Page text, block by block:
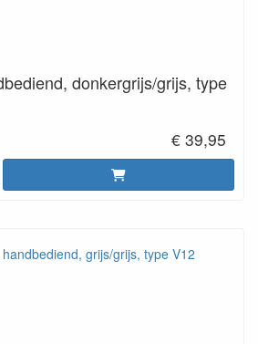
donkergrijs/grijs, type
€ 39,95